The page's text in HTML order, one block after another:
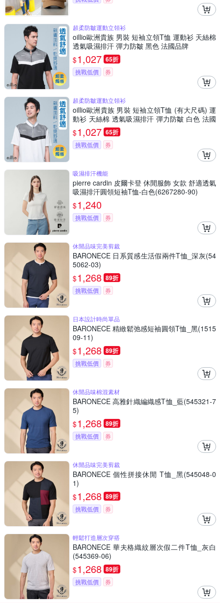
超柔防皺運動立領衫
oillio歐洲貴族 男裝 短袖立領T恤 運動衫 天絲棉
透氣吸濕排汗 彈力防皺 黑色 法國品牌
$1,027 65折
挑戰低價 券
超柔防皺運動立領衫
oillio歐洲貴族 男裝 短袖立領T恤 (有大尺碼) 運
動衫 天絲棉 透氣吸濕排汗 彈力防皺 白色 法國
品牌
$1,027 65折
挑戰低價 券
吸濕排汗機能
pierre cardin 皮爾卡登 休閒服飾 女款 舒適透氣
吸濕排汗圓領短袖T恤-白色(6267280-90)
$1,240
挑戰低價 券
休閒品味完美剪裁
BARONECE 日系質感生活假兩件T恤_深灰(54
5062-03)
$1,268 89折
挑戰低價 券
日本設計時尚單品
BARONECE 精緻鬆弛感短袖圓領T恤_黑(1515
09-11)
$1,268 89折
挑戰低價 券
休閒品味棉混素材
BARONECE 高雅針織編織感T恤_藍(545321-7
5)
$1,268 89折
挑戰低價 券
休閒品味完美剪裁
BARONECE 個性拼接休閒 T恤_黑(545048-0
1)
$1,268 89折
挑戰低價 券
輕鬆打造層次穿搭
BARONECE 華夫格織紋層次假二件T恤_灰白
(545369-06)
$1,268 89折
挑戰低價 券